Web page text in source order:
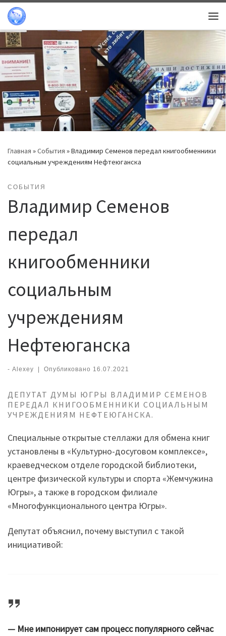
Перейти к содержимому
Главная »События »Владимир Семенов передал книгообменники
социальным учреждениям Нефтеюганска
СОБЫТИЯ
Владимир Семенов
передал
книгообменники
социальным
учреждениям
Нефтеюганска
- Alexey | Опубликовано 16.07.2021
ДЕПУТАТ ДУМЫ ЮГРЫ ВЛАДИМИР СЕМЕНОВ
ПЕРЕДАЛ КНИГООБМЕННИКИ СОЦИАЛЬНЫМ
УЧРЕЖДЕНИЯМ НЕФТЕЮГАНСКА.
Специальные открытые стеллажи для обмена книг
установлены в «Культурно-досуговом комплексе»,
краеведческом отделе городской библиотеки,
центре физической культуры и спорта «Жемчужина
Югры», а также в городском филиале
«Многофункционального центра Югры».
Депутат объяснил, почему выступил с такой
инициативой:
— Мне импонирует сам процесс популярного сейчас